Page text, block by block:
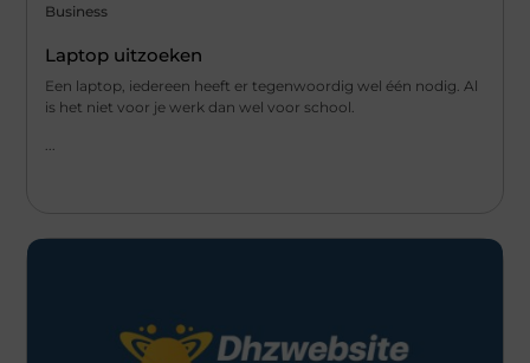
Business
Laptop uitzoeken
Een laptop, iedereen heeft er tegenwoordig wel één nodig. Al
is het niet voor je werk dan wel voor school.
...